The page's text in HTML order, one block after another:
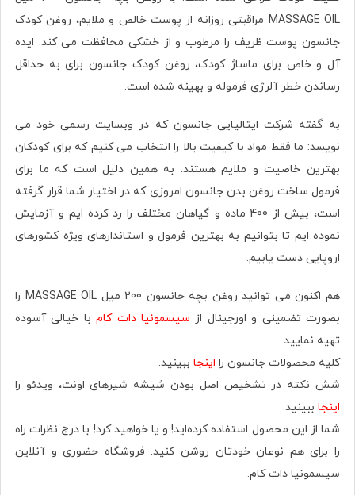
MASSAGE OIL مراقبتی روزانه از پوست خالص و ملایم، روغن کودک
جانسون پوست ظریف را مرطوب و از خشکی محافظت می کند. ایده
آل و خاص برای ماساژ کودک، روغن کودک جانسون برای به حداقل
رساندن خطر آلرژی فرموله و بهینه شده است.
به گفته شرکت ایتالیایی جانسون که در وبسایت رسمی خود می
نویسد: ما فقط مواد با کیفیت بالا را انتخاب می کنیم که برای کودکان
بهترین خاصیت و ملایم هستند. به همین دلیل است که ما برای
فرمول ساخت روغن بدن جانسون امروزی که در اختیار شما قرار گرفته
است، بیش از 400 ماده و گیاهان مختلف را رد کرده ایم و آزمایش
نموده ایم تا بتوانیم به بهترین فرمول و استاندارهای ویژه کشورهای
اروپایی دست یابیم.
هم اکنون می توانید روغن بچه جانسون 200 میل MASSAGE OIL را
بصورت تضمینی و اورجینال از سیسمونیا دات کامبا خیالی آسوده
تهیه نمایید.
کلیه محصولات جانسون را اینجا ببینید.
شش نکته در تشخیص اصل بودن شیشه شیرهای اونت، ویدئو را
اینجا ببینید.
شما از این محصول استفاده کرده‌اید! و یا خواهید کرد! با درج نظرات راه
را برای هم نوعان خودتان روشن کنید. فروشگاه حضوری‌ و آنلاین
سیسمونیا دات کام.